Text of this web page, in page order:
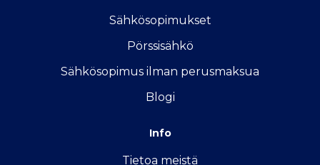
Sähkösopimukset
Pörssisähkö
Sähkösopimus ilman perusmaksua
Blogi
Info
Tietoa meistä